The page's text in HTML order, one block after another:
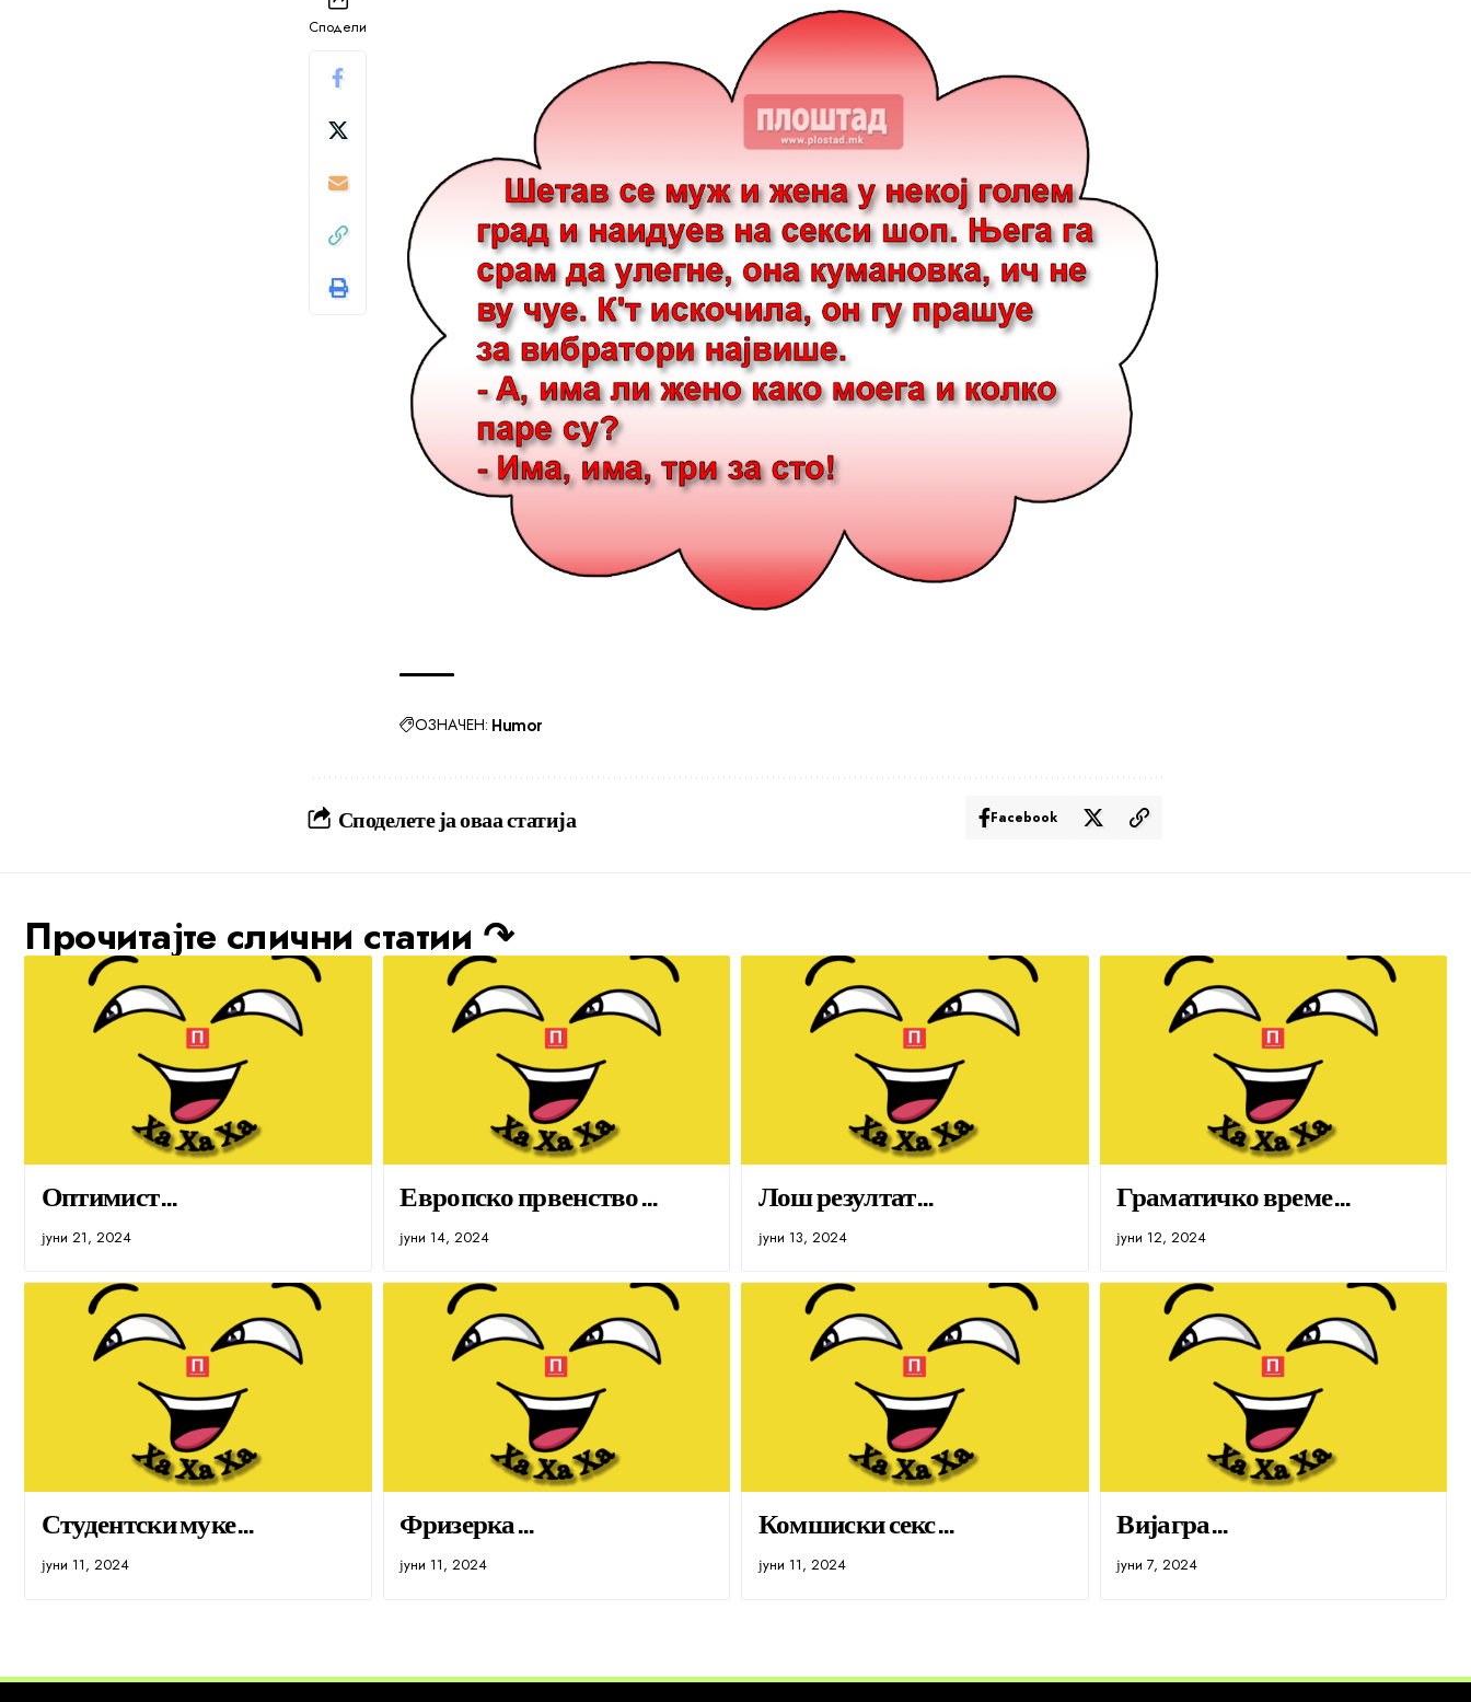
Сподели
ОЗНАЧЕН: Humor
Споделете ја оваа статија Facebook
Прочитајте слични статии ↷
Оптимист…
јуни 21, 2024
Европско првенство…
јуни 14, 2024
Лош резултат…
јуни 13, 2024
Граматичко време…
јуни 12, 2024
Студентски муке…
јуни 11, 2024
Фризерка…
јуни 11, 2024
Комшиски секс…
јуни 11, 2024
Вијагра…
јуни 7, 2024